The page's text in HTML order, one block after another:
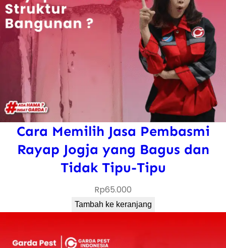
a
Cara Memilih Jasa Pembasmi
Rayap Jogja yang Bagus dan
Tidak Tipu-Tipu
Rp65.000
Tambah ke keranjang